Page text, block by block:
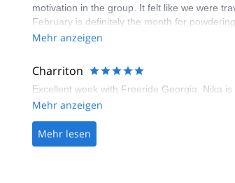
motivation in the group. It felt like we were
February is definitely the month for
Mehr anzeigen
Charriton
Excellent week with Freeride Georgia. Nika
Mehr anzeigen
Mehr lesen